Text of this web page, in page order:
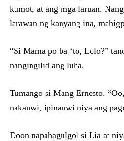
kumot, at ang mga laruan.
larawan ng kanyang ina,
“Si Mama po ba ‘to, Lolo?”
nangingilid ang luha.
Tumango si Mang Ernesto.
nakauwi, ipinauwi niya ang
Doon napahagulgol si Lia at